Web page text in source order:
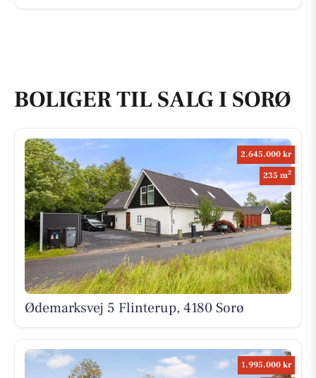
BOLIGER TIL SALG I SORØ
2.645.000 kr
235 m2
Ødemarksvej 5 Flinterup, 4180 Sorø
1.995.000 kr